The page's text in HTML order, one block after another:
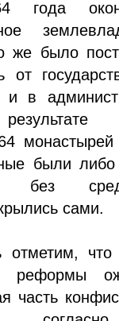
года
же было
от
и в
монастырей
были либо
без
сами.
что
реформы
часть